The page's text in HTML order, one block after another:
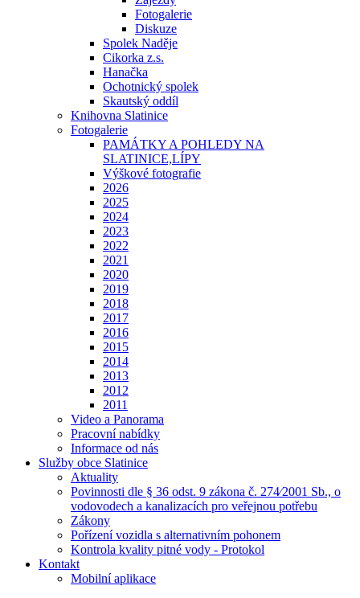
Fotogalerie
Diskuze
Spolek Naděje
Cikorka z.s.
Hanačka
Ochotnický spolek
Skautský oddíl
Knihovna Slatinice
Fotogalerie
PAMÁTKY A POHLEDY NA
SLATINICE,LÍPY
Výškové fotografie
2026
2025
2024
2023
2022
2021
2020
2019
2018
2017
2016
2015
2014
2013
2012
2011
Video a Panorama
Pracovní nabídky
Informace od nás
Služby obce Slatinice
Aktuality
Povinnosti dle § 36 odst. 9 zákona č. 274⁄2001 Sb., o
vodovodech a kanalizacích pro veřejnou potřebu
Zákony
Pořízení vozidla s alternativním pohonem
Kontrola kvality pitné vody - Protokol
Kontakt
Mobilní aplikace